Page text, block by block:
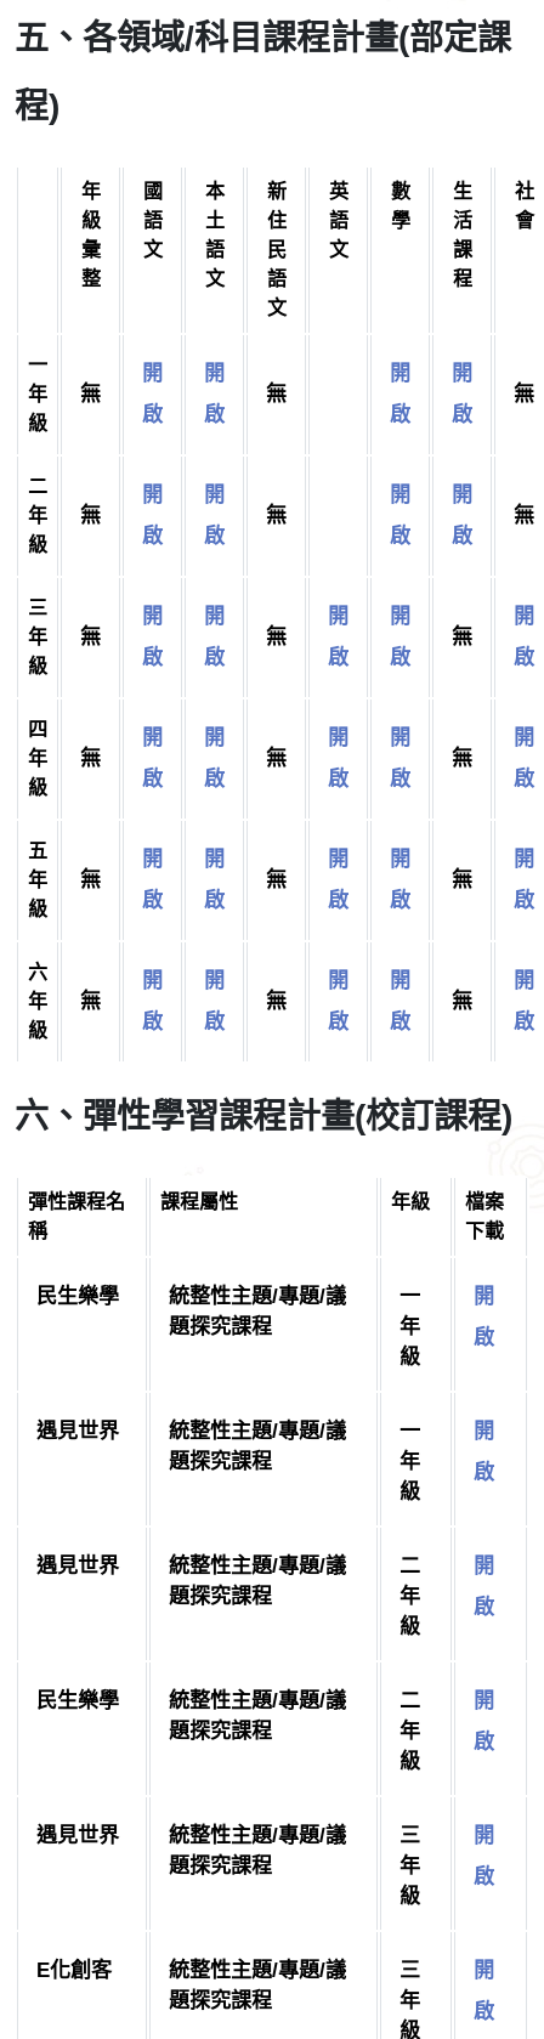
五、各領域/科目課程計畫(部定課
程)
年
級
彙
整
國
語
文
本
土
語
文
新
住
民
語
文
英
語
文
數
學
生
活
課
程
社
會
一
年
級
無
開
啟
開
啟
無
開
啟
開
啟
無
二
年
級
無
開
啟
開
啟
無
開
啟
開
啟
無
三
年
級
無
開
啟
開
啟
無
開
啟
開
啟
無
開
啟
四
年
級
無
開
啟
開
啟
無
開
啟
開
啟
無
開
啟
五
年
級
無
開
啟
開
啟
無
開
啟
開
啟
無
開
啟
六
年
級
無
開
啟
開
啟
無
開
啟
開
啟
無
開
啟
六、彈性學習課程計畫(校訂課程)
彈性課程名
稱
課程屬性 年級
檔案
下載
民生樂學
統整性主題/專題/議
題探究課程
一
年
級
開
啟
遇見世界
統整性主題/專題/議
題探究課程
一
年
級
開
啟
遇見世界
統整性主題/專題/議
題探究課程
二
年
級
開
啟
民生樂學
統整性主題/專題/議
題探究課程
二
年
級
開
啟
遇見世界
統整性主題/專題/議
題探究課程
三
年
級
開
啟
E化創客
統整性主題/專題/議
題探究課程
三
年
級
開
啟